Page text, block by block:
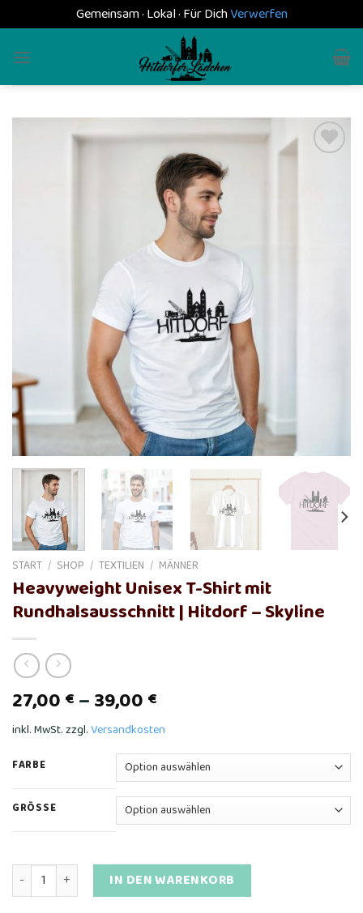
Gemeinsam · Lokal · Für DichVerwerfen
START / SHOP / TEXTILIEN / MÄNNER
Heavyweight Unisex T-Shirt mit
Rundhalsausschnitt | Hitdorf – Skyline
27,00 € –39,00 €
inkl. MwSt.zzgl.Versandkosten
FARBE
GRÖSSE
Heavyweight Unisex T-Shirt mit Rundhalsausschnitt | Hitdorf
IN DEN WARENKORB